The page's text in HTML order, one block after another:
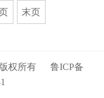
末页
版权所有 鲁ICP备